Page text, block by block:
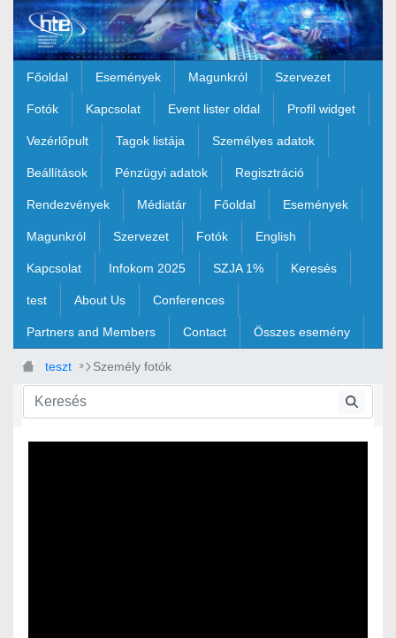
Ugrás a fő tartalomhoz
Főoldal Események Magunkról Szervezet
Fotók Kapcsolat Event lister oldal Profil widget
Vezérlőpult Tagok listája Személyes adatok
Beállítások Pénzügyi adatok Regisztráció
Rendezvények Médiatár Főoldal Események
Magunkról Szervezet Fotók English
Kapcsolat Infokom 2025 SZJA 1% Keresés
test About Us Conferences
Partners and Members Contact Összes esemény
teszt Személy fotók